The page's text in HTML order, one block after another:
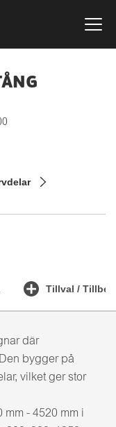
Tillval /
där
bygger på
vilket ger stor
- 4520 mm i